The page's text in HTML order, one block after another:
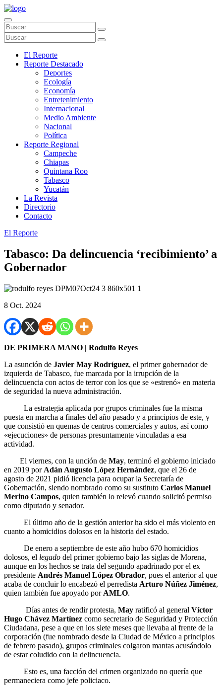
El Reporte
Reporte Destacado
Deportes
Ecología
Economía
Entretenimiento
Internacional
Medio Ambiente
Nacional
Política
Reporte Regional
Campeche
Chiapas
Quintana Roo
Tabasco
Yucatán
La Revista
Directorio
Contacto
El Reporte
Tabasco: Da delincuencia ‘recibimiento’ a
Gobernador
8 Oct. 2024
DE PRIMERA MANO | Rodulfo Reyes
La asunción de Javier May Rodríguez, el primer gobernador de
izquierda de Tabasco, fue marcada por la irrupción de la
delincuencia con actos de terror con los que se «estrenó» en materia
de seguridad la nueva administración.
La estrategia aplicada por grupos criminales fue la misma
puesta en marcha a finales del año pasado y a principios de este, y
que consistió en quemas de centros comerciales y autos, así como
«ejecuciones» de personas presuntamente vinculadas a esa
actividad.
El viernes, con la unción de May, terminó el gobierno iniciado
en 2019 por Adán Augusto López Hernández, que el 26 de
agosto de 2021 pidió licencia para ocupar la Secretaría de
Gobernación, siendo nombrado como su sustituto Carlos Manuel
Merino Campos, quien también lo relevó cuando solicitó permiso
como diputado y senador.
El último año de la gestión anterior ha sido el más violento en
cuanto a homicidios dolosos en la historia del estado.
De enero a septiembre de este año hubo 670 homicidios
dolosos, el legado del primer gobierno bajo las siglas de Morena,
aunque en los hechos se trata del segundo apadrinado por el ex
presidente Andrés Manuel López Obrador, pues el anterior al que
acaba de concluir lo encabezó el perredista Arturo Núñez Jiménez,
quien también fue apoyado por AMLO.
Días antes de rendir protesta, May ratificó al general Víctor
Hugo Chávez Martínez como secretario de Seguridad y Protección
Ciudadana, pese a que en los siete meses que llevaba al frente de la
corporación (fue nombrado desde la Ciudad de México a principios
de febrero pasado), grupos criminales colgaron mantas acusándolo
de estar coludido con la delincuencia.
Esto es, una facción del crimen organizado no quería que
permaneciera como jefe policiaco.